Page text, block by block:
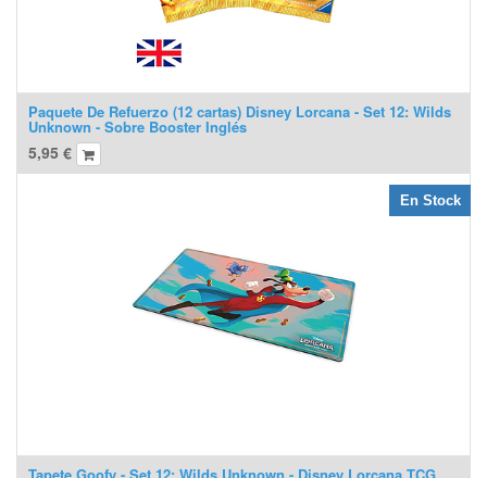
Paquete De Refuerzo (12 cartas) Disney Lorcana - Set 12: Wilds
Unknown - Sobre Booster Inglés
5,95 €
En Stock